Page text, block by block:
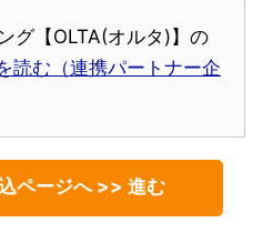
グ【OLTA(オルタ)】の
読む（連携パートナー企
ページへ >> 進む